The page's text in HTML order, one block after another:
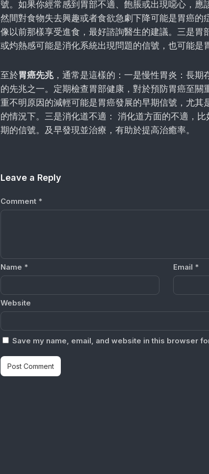
號。如果你經常感到胃部不適、飽脹或出現噁心，應
然間對食物失去興趣或者食欲急劇下降可能是胃癌的
像以前那樣享受進食，最好諮詢醫生的建議。三是胃
或灼熱感可能是消化系統出現問題的信號，也可能是
至於胃癌先兆，通常是這樣的：一是慢性胃炎：長期
的先兆之一。定期檢查胃部健康，對於預防胃癌至關
重不明原因的減輕可能是胃癌發展的早期信號，尤其
的情況下。三是消化道不適： 消化道方面的不適，
期的信號。及早發現並治療，有助於提高治癒率。
Leave a Reply
Comment *
Name * Email *
Website
Save my name, email, and website in this browser